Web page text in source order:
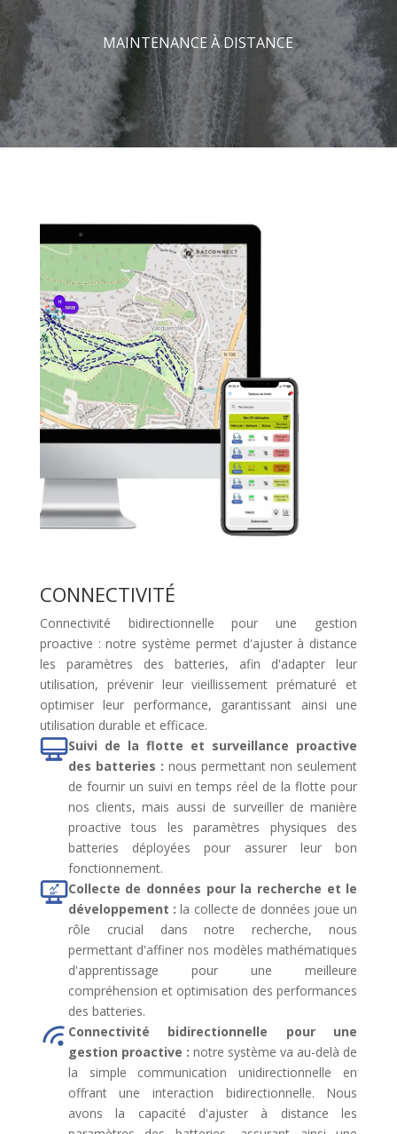
MAINTENANCE À DISTANCE
CONNECTIVITÉ
Connectivité bidirectionnelle pour une gestion
proactive : notre système permet d'ajuster à distance
les paramètres des batteries, afin d'adapter leur
utilisation, prévenir leur vieillissement prématuré et
optimiser leur performance, garantissant ainsi une
utilisation durable et efficace.
Suivi de la flotte et surveillance proactive
des batteries : nous permettant non seulement
de fournir un suivi en temps réel de la flotte pour
nos clients, mais aussi de surveiller de manière
proactive tous les paramètres physiques des
batteries déployées pour assurer leur bon
fonctionnement.
Collecte de données pour la recherche et le
développement :la collecte de données joue un
rôle crucial dans notre recherche, nous
permettant d'affiner nos modèles mathématiques
d'apprentissage pour une meilleure
compréhension et optimisation des performances
des batteries.
Connectivité bidirectionnelle pour une
gestion proactive : notre système va au-delà de
la simple communication unidirectionnelle en
offrant une interaction bidirectionnelle. Nous
avons la capacité d'ajuster à distance les